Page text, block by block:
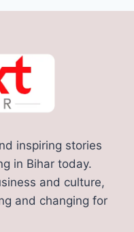
inspiring stories
in Bihar today.
and culture,
and changing for